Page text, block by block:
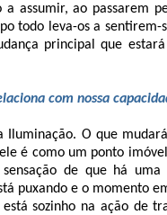
a assumir, ao passarem
todo leva-os a
principal que
com nossa
Iluminação. O que
é como um ponto
de que há
puxando e o momento
sozinho na ação de